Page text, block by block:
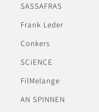
SASSAFRAS
Frank Leder
Conkers
SCiENCE
FilMelange
AN SPINNEN